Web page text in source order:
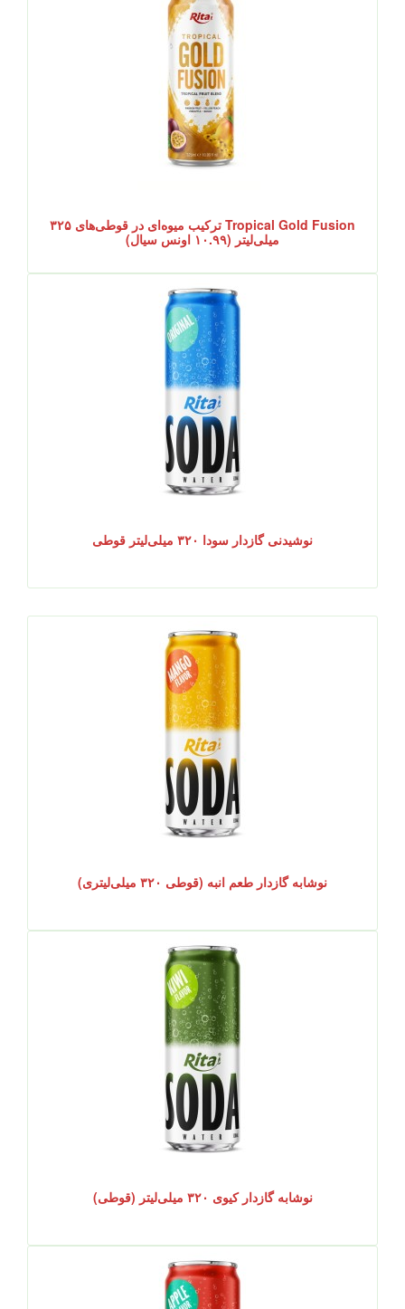
Tropical Gold Fusion ترکیب میوه‌ای در قوطی‌های ۳۲۵
میلی‌لیتر (۱۰.۹۹ اونس سیال)
نوشیدنی گازدار سودا ۳۲۰ میلی‌لیتر قوطی
نوشابه گازدار طعم انبه (قوطی ۳۲۰ میلی‌لیتری)
نوشابه گازدار کیوی ۳۲۰ میلی‌لیتر (قوطی)